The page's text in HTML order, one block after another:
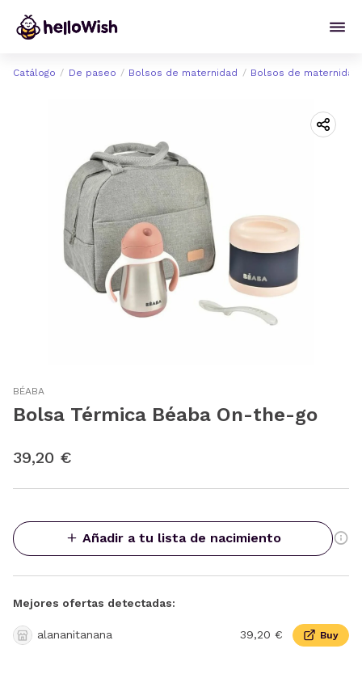
Catálogo De paseo Bolsos de maternidad Bolsos de maternidad
BÉABA
Bolsa Térmica Béaba On-the-go
39,20 €
Añadir a tu lista de nacimiento
Mejores ofertas detectadas:
alananitanana 39,20 € Buy